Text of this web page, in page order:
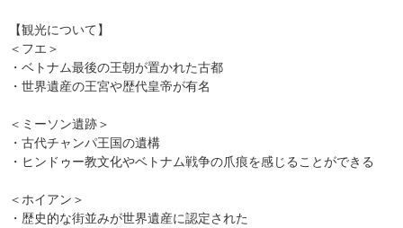
【観光について】
＜フエ＞
・ベトナム最後の王朝が置かれた古都
・世界遺産の王宮や歴代皇帝が有名
＜ミーソン遺跡＞
・古代チャンパ王国の遺構
・ヒンドゥー教文化やベトナム戦争の爪痕を感じることができる
＜ホイアン＞
・歴史的な街並みが世界遺産に認定された